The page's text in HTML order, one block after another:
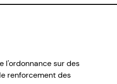
l'ordonnance sur des
renforcement des